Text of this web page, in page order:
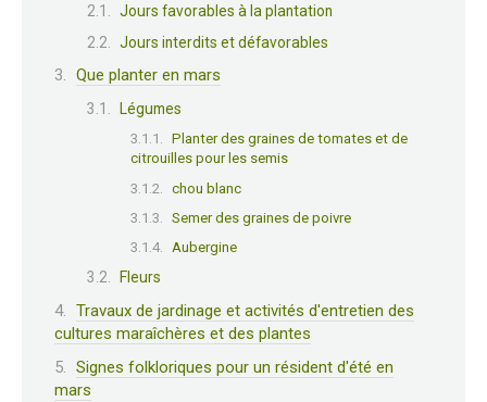
Jours favorables à la plantation
Jours interdits et défavorables
Que planter en mars
Légumes
Planter des graines de tomates et de
citrouilles pour les semis
chou blanc
Semer des graines de poivre
Aubergine
Fleurs
Travaux de jardinage et activités d'entretien des
cultures maraîchères et des plantes
Signes folkloriques pour un résident d'été en
mars